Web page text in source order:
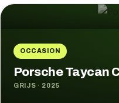
OCCASION
Porsche Taycan
GRIJS · 2025